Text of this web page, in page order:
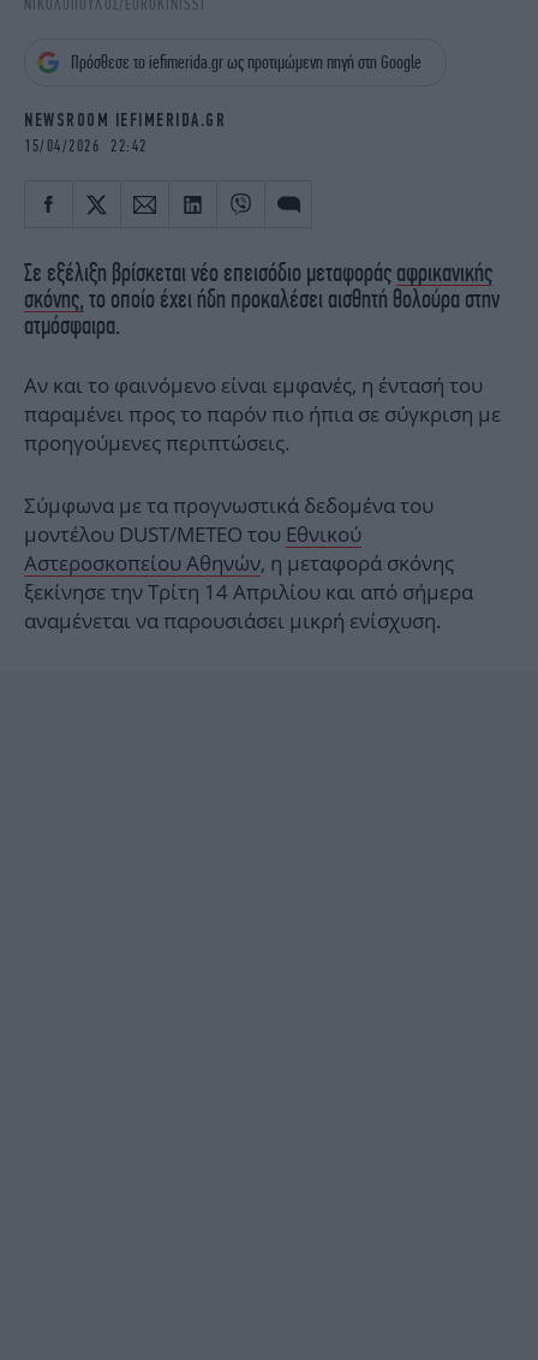
iBOOKS
OSCARS
NEWSLETTER
ΝΙΚΟΛΟΠΟΥΛΟΣ/EUROKINISSΙ
Πρόσθεσε το iefimerida.gr ως προτιμώμενη πηγή στη Google
NEWSROOM IEFIMERIDA.GR
15/04/2026 22:42
Σε εξέλιξη βρίσκεται νέο επεισόδιο μεταφοράς αφρικανικής
σκόνης, το οποίο έχει ήδη προκαλέσει αισθητή θολούρα στην
ατμόσφαιρα.
Αν και το φαινόμενο είναι εμφανές, η έντασή του
παραμένει προς το παρόν πιο ήπια σε σύγκριση με
προηγούμενες περιπτώσεις.
Σύμφωνα με τα προγνωστικά δεδομένα του
μοντέλου DUST/METEO του Εθνικού
Αστεροσκοπείου Αθηνών, η μεταφορά σκόνης
ξεκίνησε την Τρίτη 14 Απριλίου και από σήμερα
αναμένεται να παρουσιάσει μικρή ενίσχυση.